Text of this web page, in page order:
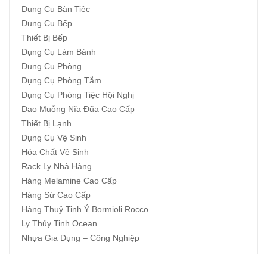
Dụng Cụ Bàn Tiệc
Dụng Cụ Bếp
Thiết Bị Bếp
Dụng Cụ Làm Bánh
Dụng Cụ Phòng
Dụng Cụ Phòng Tắm
Dụng Cụ Phòng Tiệc Hội Nghị
Dao Muỗng Nĩa Đũa Cao Cấp
Thiết Bị Lạnh
Dụng Cụ Vệ Sinh
Hóa Chất Vệ Sinh
Rack Ly Nhà Hàng
Hàng Melamine Cao Cấp
Hàng Sứ Cao Cấp
Hàng Thuỷ Tinh Ý Bormioli Rocco
Ly Thủy Tinh Ocean
Nhựa Gia Dụng – Công Nghiệp